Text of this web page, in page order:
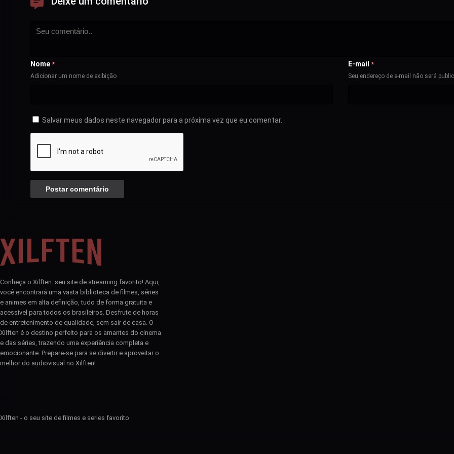
Nome *
Adicionar um nome de exibição
E-mail *
Seu endereço de e-mail não será
Salvar meus dados neste navegador para a próxima vez que eu comentar.
Conheça o Xilften: seu site de streaming favorito! Aqui,
você encontrará uma vasta biblioteca de filmes, séries
e animes em alta definição, tudo de forma gratuita e
acessível para todos os brasileiros. Desfrute de horas
de entretenimento de qualidade, sem sair de casa. O
Xilften é o destino perfeito para os amantes do cinema
e das séries, trazendo uma experiência completa e
emocionante. Prepare-se para se divertir e aproveitar o
melhor do audiovisual no Xilften!
Xilften - o seu site de filmes e series favorito